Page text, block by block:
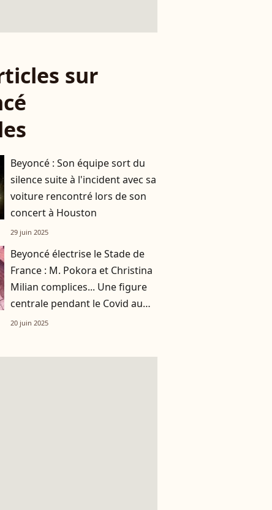
sur
Beyoncé : Son équipe sort du
silence suite à l'incident avec sa
voiture rencontré lors de son
concert à Houston
29 juin 2025
Beyoncé électrise le Stade de
France : M. Pokora et Christina
Milian complices... Une figure
centrale pendant le Covid au
rendez-vous !
20 juin 2025